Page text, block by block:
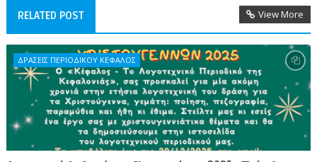
RELATED POST View More
ΔΡΑΣΕΙΣ ΠΕΡΙΟΔΙΚΟΥ ΚΕΦΑΛΟΣ